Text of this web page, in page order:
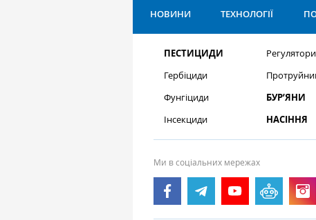
НОВИНИ ТЕХНОЛОГІЇ
ПЕСТИЦИДИ
Гербіциди
Фунгіциди
Інсекциди
БУР’ЯНИ
НАСІННЯ
Ми в соціальних мережах